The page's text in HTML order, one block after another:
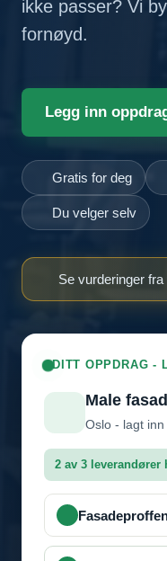
ikke passer? Vi
fornøyd.
Legg inn
Gratis for deg
Du velger selv
Se vurderinger
DITT OPPDRAG -
Male
Oslo - lagt inn
2 av 3 leverandører